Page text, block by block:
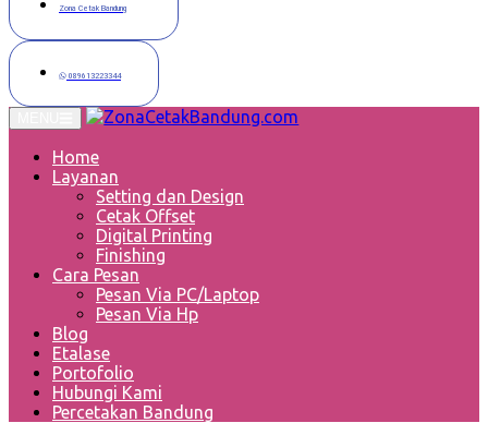
Zona Cetak Bandung
089613223344
Home
Layanan
Setting dan Design
Cetak Offset
Digital Printing
Finishing
Cara Pesan
Pesan Via PC/Laptop
Pesan Via Hp
Blog
Etalase
Portofolio
Hubungi Kami
Percetakan Bandung